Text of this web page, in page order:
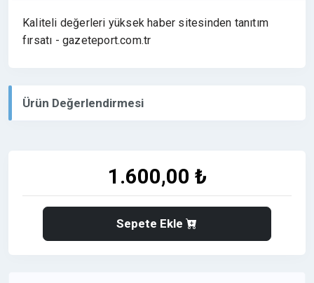
Kaliteli değerleri yüksek haber sitesinden tanıtım
fırsatı - gazeteport.com.tr
Ürün Değerlendirmesi
1.600,00 ₺
Sepete Ekle